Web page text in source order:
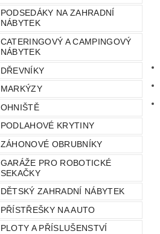
PODSEDÁKY NA ZAHRADNÍ
NÁBYTEK
CATERINGOVÝ A CAMPINGOVÝ
NÁBYTEK
DŘEVNÍKY
MARKÝZY
OHNIŠTĚ
PODLAHOVÉ KRYTINY
ZÁHONOVÉ OBRUBNÍKY
GARÁŽE PRO ROBOTICKÉ
SEKAČKY
DĚTSKÝ ZAHRADNÍ NÁBYTEK
PŘÍSTŘEŠKY NA AUTO
PLOTY A PŘÍSLUŠENSTVÍ